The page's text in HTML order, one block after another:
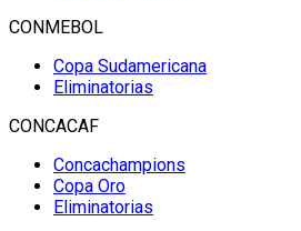
CONMEBOL
Copa Sudamericana
Eliminatorias
CONCACAF
Concachampions
Copa Oro
Eliminatorias